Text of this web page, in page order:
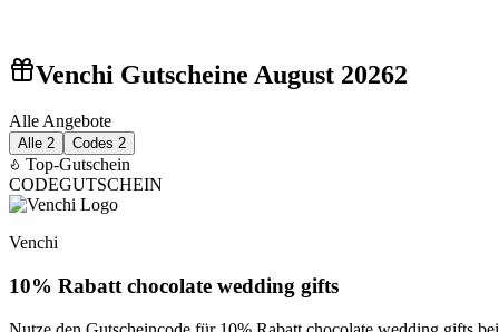
Venchi Gutscheine August 20262
Alle Angebote
Alle 2 Codes 2
Top-Gutschein
CODEGUTSCHEIN
Venchi
10% Rabatt chocolate wedding gifts